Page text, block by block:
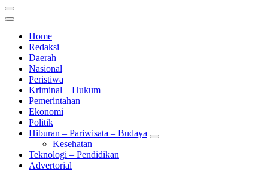
Home
Redaksi
Daerah
Nasional
Peristiwa
Kriminal – Hukum
Pemerintahan
Ekonomi
Politik
Hiburan – Pariwisata – Budaya
Kesehatan
Teknologi – Pendidikan
Advertorial